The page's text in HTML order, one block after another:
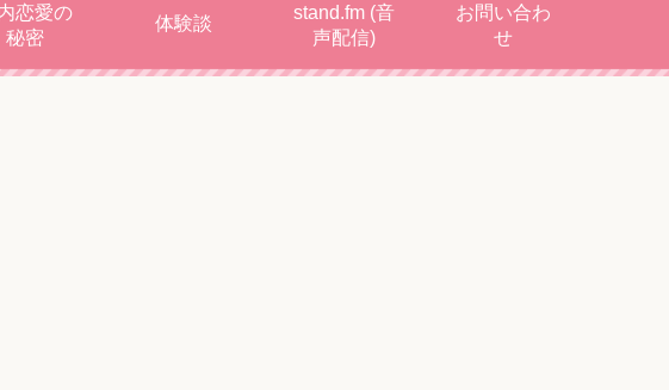
恋愛の
秘密
体験談
stand.fm (音
声配信)
お問い合わ
せ